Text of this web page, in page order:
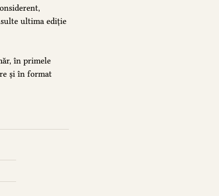
ultima ediție
în primele
și în format